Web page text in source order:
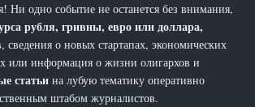
Ни одно событие не останется без внимания,
рубля, гривны, евро или доллара,
, сведения о новых стартапах, экономических
или информация о жизни олигархов и
статьи на лубую тематику оперативно
штабом журналистов.